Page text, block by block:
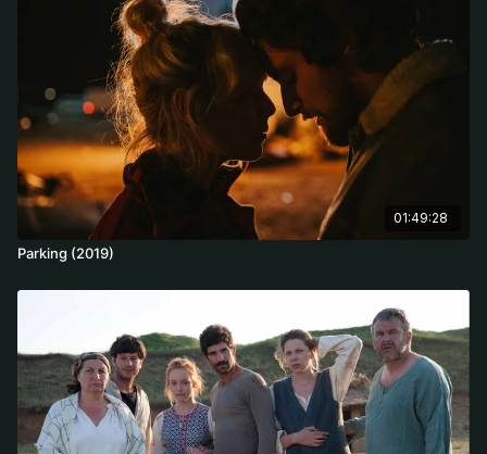
01:49:28
Parking (2019)